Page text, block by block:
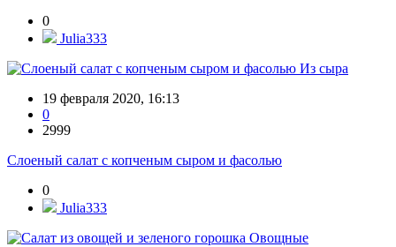
0
Julia333
Из сыра
19 февраля 2020, 16:13
0
2999
Слоеный салат с копченым сыром и фасолью
0
Julia333
Овощные